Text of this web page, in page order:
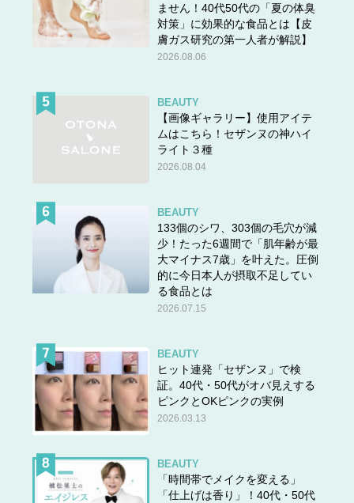
「今の自由な生活は捨てたくないのです、絶対に。自分が
望んで手に入れた環境ですから、本当であればもっと満足
感が高いはずだったのにという感じです。
なのでしょうね。コロナ禍があったから世の中全体に閉塞
感があるのが原因かななんて思ったりもしましたけれど、
コロナ禍が明けてきた今も鬱々とした気分は変わりませ
なんとかして今のメンタル状態を変えたいと思うほどに、
既婚の友人を羨ましく思ってしまうと佳代子さんはため息
をつきながら打ち明けます。
次のページ▶▶ 自分でもなんでこんな気持になるのかわか
らない…そんなモヤモヤの解決法は
ません！40代50代の「夏の体臭
対策」に効果的な食品とは【皮
膚ガス研究の第一人者が解説】
2026.08.06
BEAUTY
【画像ギャラリー】使用アイテ
ムはこちら！セザンヌの神ハイ
ライト３種
2026.08.04
BEAUTY
133個のシワ、303個の毛穴が減
少！たった6週間で「肌年齢が最
大マイナス7歳」を叶えた。圧倒
的に今日本人が摂取不足してい
る食品とは
2026.07.15
BEAUTY
ヒット連発「セザンヌ」で検
証。40代・50代がオバ見えする
ピンクとOKピンクの実例
2026.03.13
BEAUTY
「時間帯でメイクを変える」
「仕上げは香り」！40代・50代